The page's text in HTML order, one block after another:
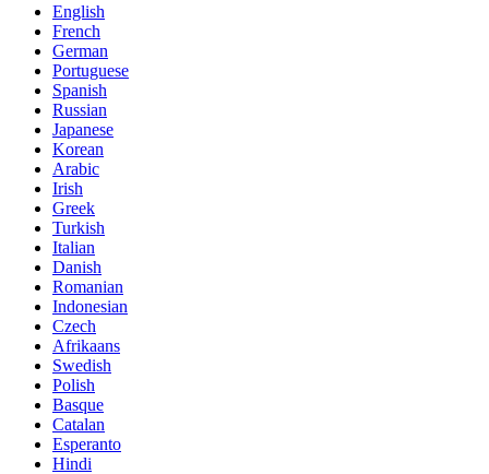
English
French
German
Portuguese
Spanish
Russian
Japanese
Korean
Arabic
Irish
Greek
Turkish
Italian
Danish
Romanian
Indonesian
Czech
Afrikaans
Swedish
Polish
Basque
Catalan
Esperanto
Hindi